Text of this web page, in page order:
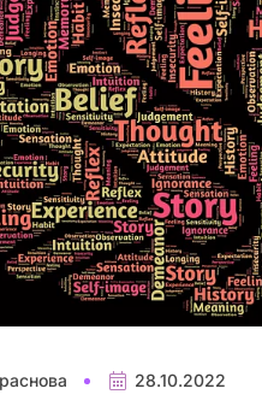
28.10.2022